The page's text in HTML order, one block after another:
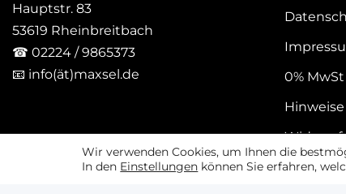
Hauptstr. 83
53619 Rheinbreitbach
☎ 02224 / 9865373
📧 info(ät)maxsel.de
0% MwSt
Wir verwenden Cookies, um Ihnen die
In den Einstellungen können Sie erfahren,